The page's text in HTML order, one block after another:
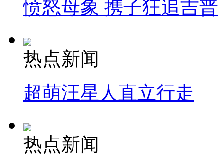
愤怒母象 携子狂追吉
热点新闻
超萌汪星人直立行走
热点新闻